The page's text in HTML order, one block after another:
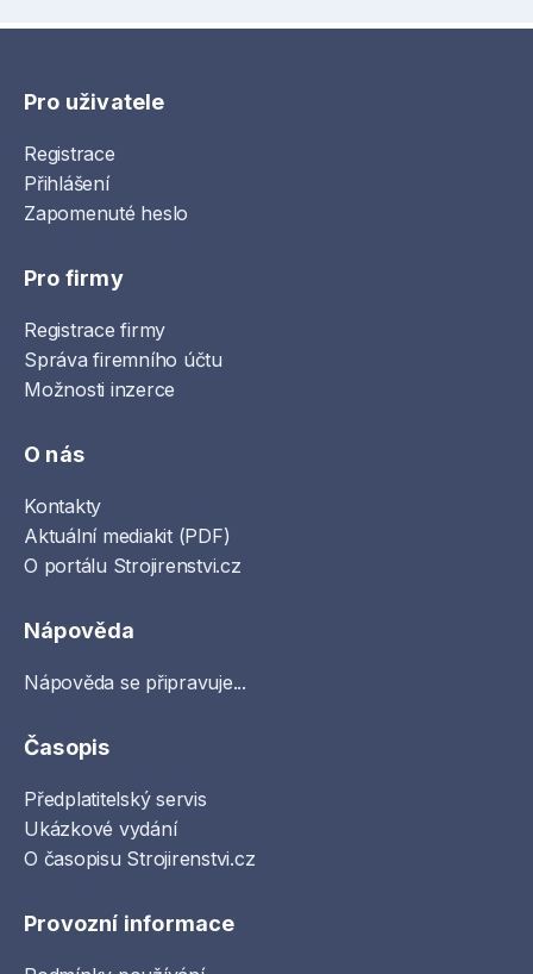
Pro uživatele
Registrace
Přihlášení
Zapomenuté heslo
Pro firmy
Registrace firmy
Správa firemního účtu
Možnosti inzerce
O nás
Kontakty
Aktuální mediakit (PDF)
O portálu Strojirenstvi.cz
Nápověda
Nápověda se připravuje...
Časopis
Předplatitelský servis
Ukázkové vydání
O časopisu Strojirenstvi.cz
Provozní informace